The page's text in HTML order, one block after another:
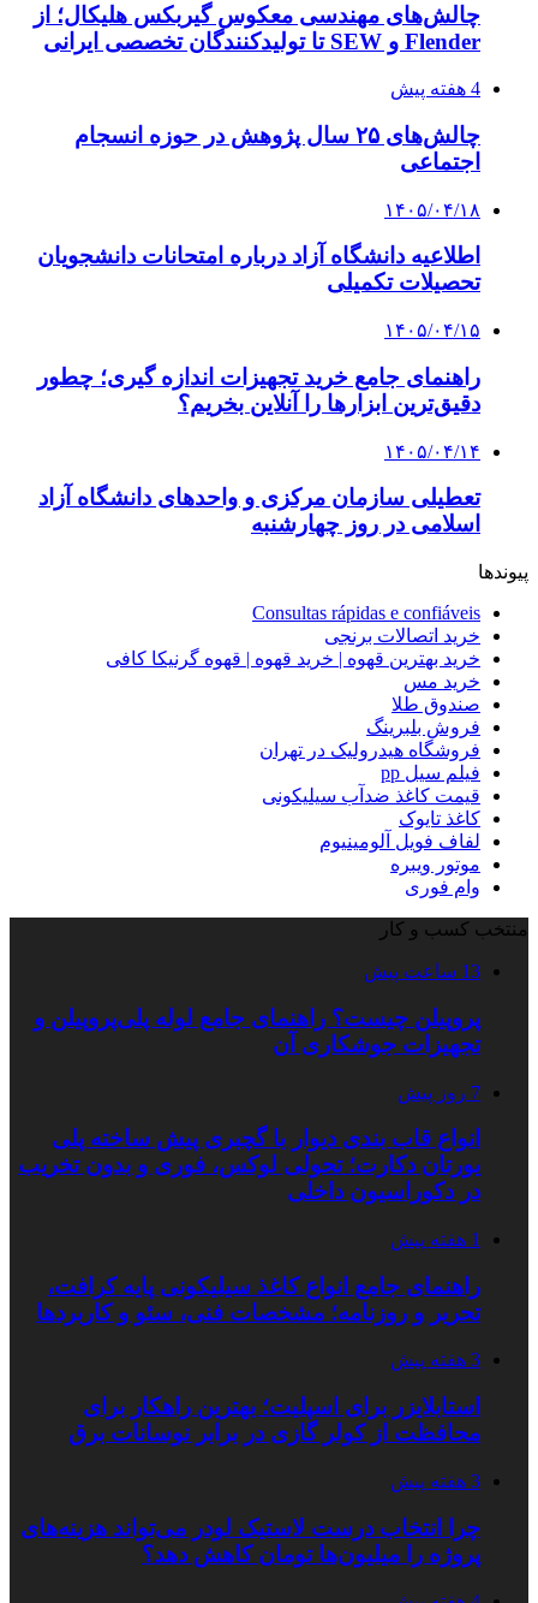
چالش‌های مهندسی معکوس گیربکس هلیکال؛ از
Flender و SEW تا تولیدکنندگان تخصصی ایرانی
4 هفته پیش
چالش‌های ۲۵ سال پژوهش در حوزه انسجام
اجتماعی
۱۴۰۵/۰۴/۱۸
اطلاعیه دانشگاه آزاد درباره امتحانات دانشجویان
تحصیلات تکمیلی
۱۴۰۵/۰۴/۱۵
راهنمای جامع خرید تجهیزات اندازه گیری؛ چطور
دقیق‌ترین ابزارها را آنلاین بخریم؟
۱۴۰۵/۰۴/۱۴
تعطیلی سازمان مرکزی و واحدهای دانشگاه آزاد
اسلامی در روز چهارشنبه
پیوندها
Consultas rápidas e confiáveis
خرید اتصالات برنجی
خرید بهترین قهوه | خرید قهوه | قهوه گرنیکا کافی
خرید مس
صندوق طلا
فروش بلبرینگ
فروشگاه هیدرولیک در تهران
فیلم سیل pp
قیمت کاغذ ضدآب سیلیکونی
کاغذ تایوک
لفاف فویل آلومینیوم
موتور ویبره
وام فوری
منتخب کسب و کار
13 ساعت پیش
پروپیلن چیست؟ راهنمای جامع لوله پلی‌پروپیلن و
تجهیزات جوشکاری آن
7 روز پیش
انواع قاب بندی دیوار با گچبری پیش ساخته پلی
یورتان دکارت؛ تحولی لوکس، فوری و بدون تخریب
در دکوراسیون داخلی
1 هفته پیش
راهنمای جامع انواع کاغذ سیلیکونی پایه کرافت،
تحریر و روزنامه؛ مشخصات فنی، سئو و کاربردها
3 هفته پیش
استابلایزر برای اسپلیت؛ بهترین راهکار برای
محافظت از کولر گازی در برابر نوسانات برق
3 هفته پیش
چرا انتخاب درست لاستیک لودر می‌تواند هزینه‌های
پروژه را میلیون‌ها تومان کاهش دهد؟